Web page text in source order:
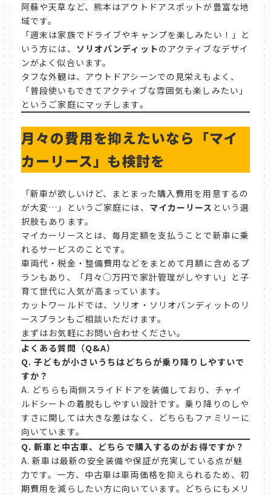
阿蘇や天草など、熊本はアウトドアスポットが豊富な地
域です。
「週末は家族でドライブやキャンプを楽しみたい！」と
いう方には、 ソリオバンディットのアクティブなデザイ
ンがよく似合います。
タフな外観は、アウトドアシーンでの見栄えもよく、
「普段使いもできてアクティブな雰囲気も楽しみたい」
というご家庭にマッチします。
月々の費用を抑えたいなら「マイ
カーリース」も検討を
「新車が欲しいけど、まとまった購入費用を用意するの
が大変…」というご家庭には、 マイカーリース という選
択肢もあります。
マイカーリースとは、毎月定額を支払うことで新車に乗
れるサービスのことです。
車両代・税金・整備費用などをまとめて月額に含めるプ
ランもあり、「月々◯万円で家計管理がしやすい」と子
育て世代に人気が高まっています。
カットワールドでは、ソリオ・ソリオバンディットのリ
ースプランもご相談いただけます。
まずはお気軽にお問い合わせください。
よくある質問（Q&A）
Q.子どもが小さいうちはどちらが乗り降りしやすいで
すか？
A. どちらも両側スライドドアを装備しており、チャイ
ルドシートの着脱もしやすい設計です。乗り降りのしや
すさに関しては大きな差はなく、どちらもファミリーに
向いています。
Q.新車と中古車、どちらで購入するのがお得ですか？
A. 新車は最新の安全装備や保証が充実している点が魅
力です。一方、中古車は車両価格を抑えられるため、初
期費用を減らしたい方に向いています。どちらにもメリ